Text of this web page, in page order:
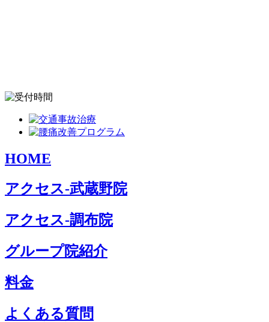
HOME
アクセス-武蔵野院
アクセス-調布院
グループ院紹介
料金
よくある質問